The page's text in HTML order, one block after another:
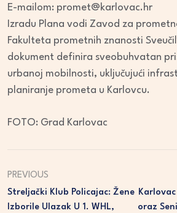
E-mailom: promet@karlovac.hr
Izradu Plana vodi Zavod za
Fakulteta prometnih znanosti
dokument definira sveobuhvatan
urbanoj mobilnosti, uključujući
planiranje prometa u Karlovcu.
FOTO: Grad Karlovac
PREVIOUS
Streljački Klub Policajac: Žene
Izborile Ulazak U 1. WHL,
Oraz